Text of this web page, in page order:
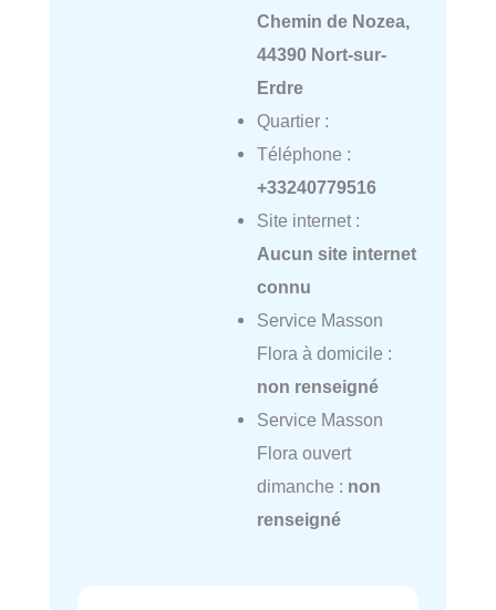
Chemin de Nozea,
44390 Nort-sur-
Erdre
Quartier :
Téléphone :
+33240779516
Site internet :
Aucun site internet
connu
Service Masson
Flora à domicile :
non renseigné
Service Masson
Flora ouvert
dimanche : non
renseigné